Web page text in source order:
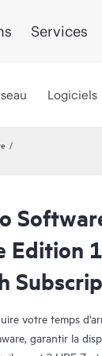
Services
Logiciels
Edition
votre temps
garantir la